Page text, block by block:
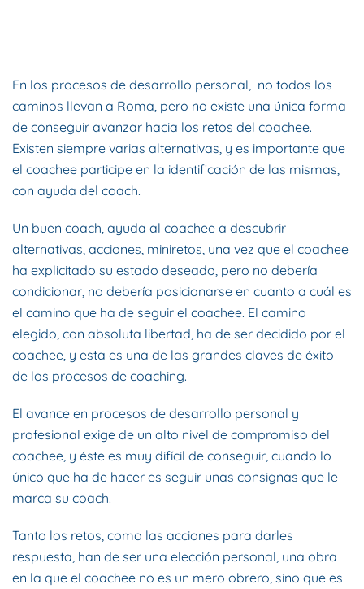
En los procesos de desarrollo personal, no todos los
caminos llevan a Roma, pero no existe una única forma
de conseguir avanzar hacia los retos del coachee.
Existen siempre varias alternativas, y es importante que
el coachee participe en la identificación de las mismas,
con ayuda del coach.
Un buen coach, ayuda al coachee a descubrir
alternativas, acciones, miniretos, una vez que el coachee
ha explicitado su estado deseado, pero no debería
condicionar, no debería posicionarse en cuanto a cuál es
el camino que ha de seguir el coachee. El camino
elegido, con absoluta libertad, ha de ser decidido por el
coachee, y esta es una de las grandes claves de éxito
de los procesos de coaching.
El avance en procesos de desarrollo personal y
profesional exige de un alto nivel de compromiso del
coachee, y éste es muy difícil de conseguir, cuando lo
único que ha de hacer es seguir unas consignas que le
marca su coach.
Tanto los retos, como las acciones para darles
respuesta, han de ser una elección personal, una obra
en la que el coachee no es un mero obrero, sino que es